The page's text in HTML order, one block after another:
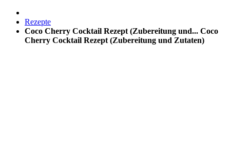
Rezepte
Coco Cherry Cocktail Rezept (Zubereitung und... Coco
Cherry Cocktail Rezept (Zubereitung und Zutaten)